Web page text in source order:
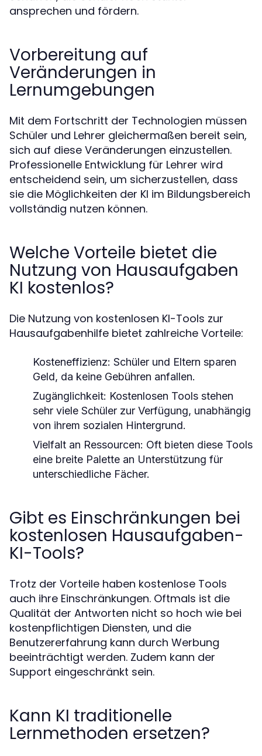
ansprechen und fördern.
Vorbereitung auf
Veränderungen in
Lernumgebungen
Mit dem Fortschritt der Technologien müssen
Schüler und Lehrer gleichermaßen bereit sein,
sich auf diese Veränderungen einzustellen.
Professionelle Entwicklung für Lehrer wird
entscheidend sein, um sicherzustellen, dass
sie die Möglichkeiten der KI im Bildungsbereich
vollständig nutzen können.
Welche Vorteile bietet die
Nutzung von Hausaufgaben
KI kostenlos?
Die Nutzung von kostenlosen KI-Tools zur
Hausaufgabenhilfe bietet zahlreiche Vorteile:
Kosteneffizienz: Schüler und Eltern sparen
Geld, da keine Gebühren anfallen.
Zugänglichkeit: Kostenlosen Tools stehen
sehr viele Schüler zur Verfügung, unabhängig
von ihrem sozialen Hintergrund.
Vielfalt an Ressourcen: Oft bieten diese Tools
eine breite Palette an Unterstützung für
unterschiedliche Fächer.
Gibt es Einschränkungen bei
kostenlosen Hausaufgaben-
KI-Tools?
Trotz der Vorteile haben kostenlose Tools
auch ihre Einschränkungen. Oftmals ist die
Qualität der Antworten nicht so hoch wie bei
kostenpflichtigen Diensten, und die
Benutzererfahrung kann durch Werbung
beeinträchtigt werden. Zudem kann der
Support eingeschränkt sein.
Kann KI traditionelle
Lernmethoden ersetzen?